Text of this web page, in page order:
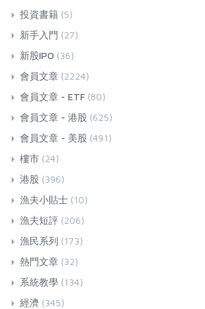
投資書籍 (5)
新手入門 (27)
新股IPO (36)
會員文章 (2224)
會員文章 - ETF (80)
會員文章 - 港股 (625)
會員文章 - 美股 (491)
樓市 (24)
港股 (396)
漁夫小貼士 (10)
漁夫短評 (206)
漁民系列 (173)
熱門文章 (32)
系統教學 (134)
經濟 (345)